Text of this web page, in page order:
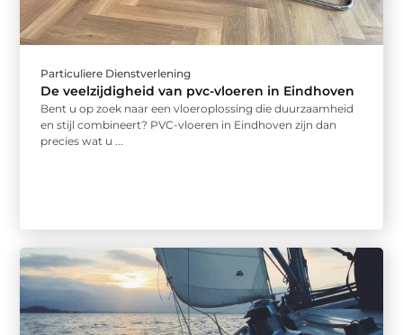
Particuliere Dienstverlening
De veelzijdigheid van pvc-vloeren in Eindhoven
Bent u op zoek naar een vloeroplossing die duurzaamheid
en stijl combineert? PVC-vloeren in Eindhoven zijn dan
precies wat u ...